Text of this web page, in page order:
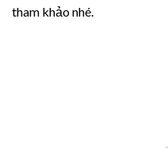
tham khảo nhé.